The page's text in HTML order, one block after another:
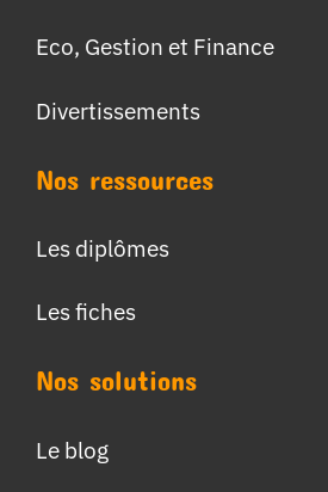
Eco, Gestion et Finance
Divertissements
Nos ressources
Les diplômes
Les fiches
Nos solutions
Le blog